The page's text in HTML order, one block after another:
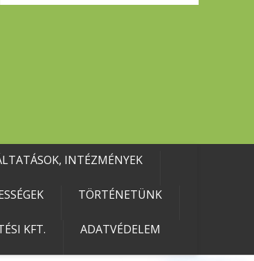
INTÉZMÉNYEK
TÖRTÉNETÜNK
KFT. ADATVÉDELEM